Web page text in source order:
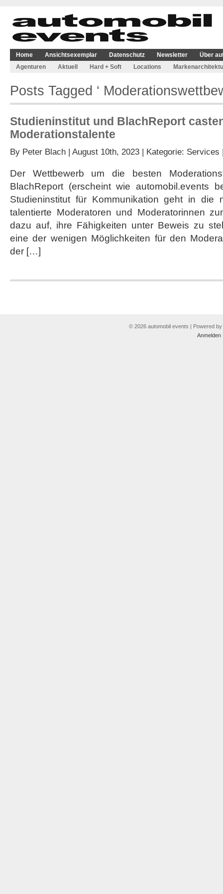
Home Ansichtsexemplar Datenschutz Newsletter
Über
Agenturen
Aktuell Hard + Soft Locations
Posts Tagged ‘
Studieninstitut und BlachReport
Moderationstalente
By Peter Blach | August 10th, 2023 | Kategorie: Services
Der Wettbewerb um die besten
BlachReport (erscheint wie automobil.events
Studieninstitut für Kommunikation geht in die
talentierte Moderatoren und Moderatorinnen
dazu auf, ihre Fähigkeiten unter Beweis zu
eine der wenigen Möglichkeiten für den
der […]
© 2026 automobil events | Powered by
Anmelden|